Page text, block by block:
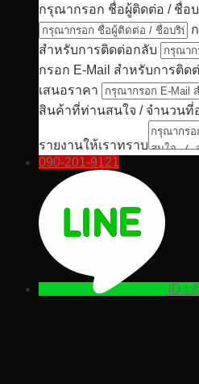
กรุณากรอก ชื่อผู้ติดต่อ / ชื่อ
สำหรับการติดต่อกลับ
กรอก E-Mail สำหรับการติด
เสนอราคา
สินค้าที่ท่านสนใจ / จำนวนที่
รายงานให้เราทราบ
090-201-9121
ID :